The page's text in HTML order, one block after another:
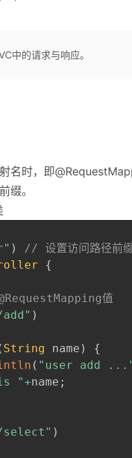
中的请求与响应。
名时，即
缀。
)
// 设置访问路径前
{
值
)
String name )
{
( "user add
is "+name ;
)